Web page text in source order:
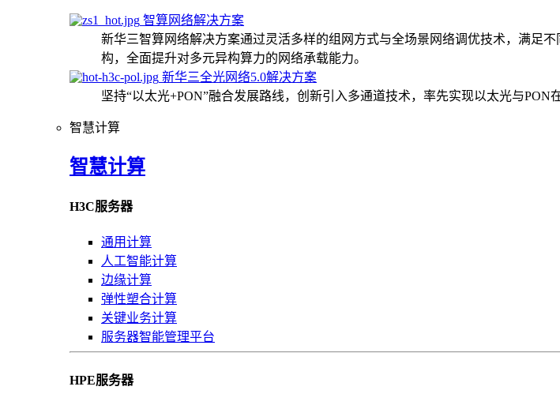
智算网络解决方案
新华三智算网络解决方案通过灵活多样的组网方式与全场景网络调优技术，满足
构，全面提升对多元异构算力的网络承载能力。
新华三全光网络5.0解决方案
坚持“以太光+PON”融合发展路线，创新引入多通道技术，率先实现以太光与PON
智慧计算
智慧计算
H3C服务器
通用计算
人工智能计算
边缘计算
弹性塑合计算
关键业务计算
服务器智能管理平台
HPE服务器